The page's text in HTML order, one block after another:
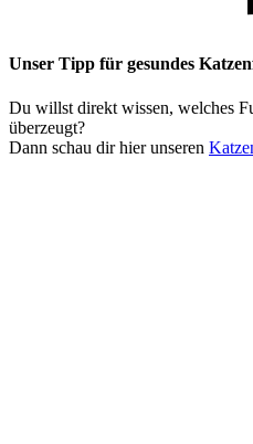
Unser Tipp für gesundes
Du willst direkt wissen, welches
überzeugt?
Dann schau dir hier unseren